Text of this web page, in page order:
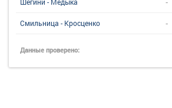
Смильница - Кросценко -
Данные проверено: